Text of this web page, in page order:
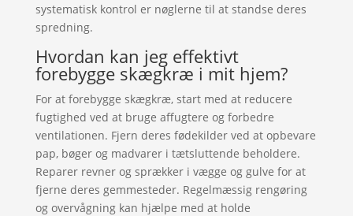
systematisk kontrol er nøglerne til at standse deres
spredning.
Hvordan kan jeg effektivt
forebygge skægkræ i mit hjem?
For at forebygge skægkræ, start med at reducere
fugtighed ved at bruge affugtere og forbedre
ventilationen. Fjern deres fødekilder ved at opbevare
pap, bøger og madvarer i tætsluttende beholdere.
Reparer revner og sprækker i vægge og gulve for at
fjerne deres gemmesteder. Regelmæssig rengøring
og overvågning kan hjælpe med at holde